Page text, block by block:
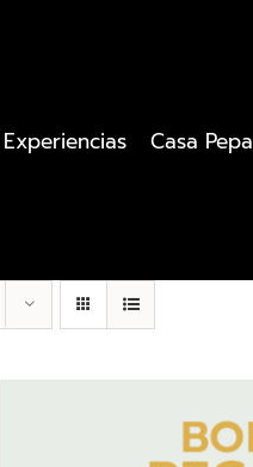
Experiencias Casa Pepa